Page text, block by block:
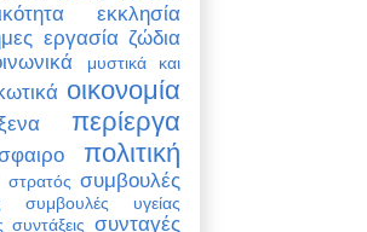
εκκλησία
εργασία ζώδια
μυστικά και
οικονομία
περίεργα
πολιτική
στρατός συμβουλές
συμβουλές υγείας
συντάξεις συνταγές